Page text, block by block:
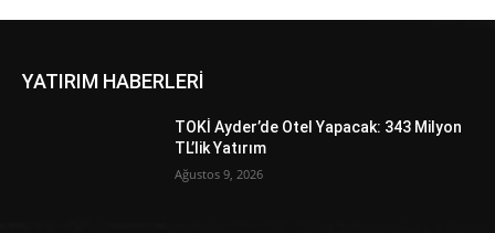
YATIRIM HABERLERİ
TOKİ Ayder’de Otel Yapacak: 343 Milyon
TL’lik Yatırım
Ağustos 9, 2026